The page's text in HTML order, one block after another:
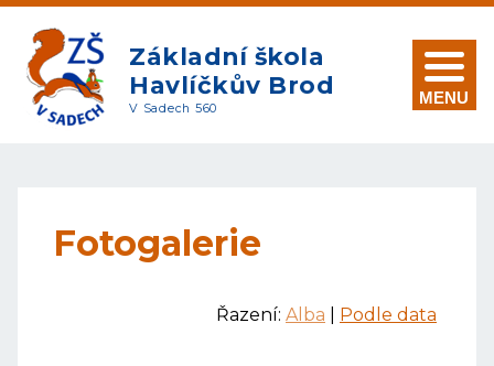
Základní škola
Havlíčkův Brod
V Sadech 560
MENU
Fotogalerie
Řazení: Alba Podle data